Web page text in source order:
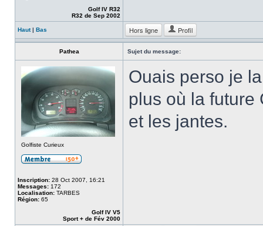
Golf IV R32
R32 de Sep 2002
Haut| Bas Hors ligne Profil
Pathea Sujet du message:
Golfiste Curieux
Inscription: 28 Oct 2007, 16:21
Messages: 172
Localisation: TARBES
Région: 65
Golf IV V5
Sport + de Fév 2000
Ouais perso je
plus où la future
et les jantes.